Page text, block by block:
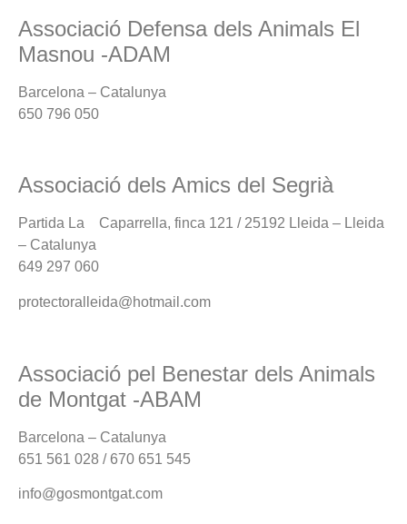
Associació Defensa dels Animals El
Masnou -ADAM
Barcelona – Catalunya
650 796 050
Associació dels Amics del Segrià
Partida La Caparrella, finca 121 / 25192 Lleida – Lleida
– Catalunya
649 297 060
protectoralleida@hotmail.com
Associació pel Benestar dels Animals
de Montgat -ABAM
Barcelona – Catalunya
651 561 028 / 670 651 545
info@gosmontgat.com